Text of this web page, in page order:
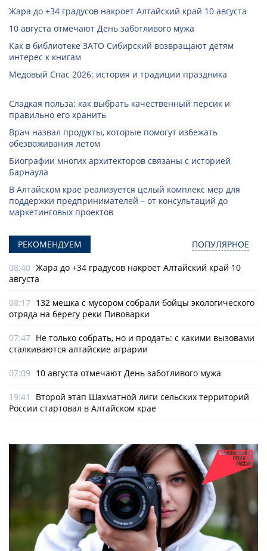
Жара до +34 градусов накроет Алтайский край 10 августа
10 августа отмечают День заботливого мужа
Как в библиотеке ЗАТО Сибирский возвращают детям
интерес к книгам
Медовый Спас 2026: история и традиции праздника
Сладкая польза: как выбрать качественный персик и
правильно его хранить
Врач назвал продукты, которые помогут избежать
обезвоживания летом
Биографии многих архитекторов связаны с историей
Барнаула
В Алтайском крае реализуется целый комплекс мер для
поддержки предпринимателей – от консультаций до
маркетинговых проектов
РЕКОМЕНДУЕМ ПОПУЛЯРНОЕ
08:40 Жара до +34 градусов накроет Алтайский край 10
августа
08:17 132 мешка с мусором собрали бойцы экологического
отряда на берегу реки Пивоварки
07:47 Не только собрать, но и продать: с какими вызовами
сталкиваются алтайские аграрии
07:09 10 августа отмечают День заботливого мужа
19:41
Второй этап Шахматной лиги сельских территорий
России стартовал в Алтайском крае